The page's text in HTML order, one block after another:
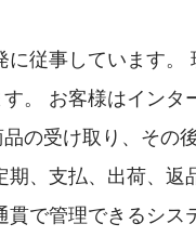
従事しています。
。 お客様はインタ
の受け取り、その
、支払、出荷、返
で管理できるシス